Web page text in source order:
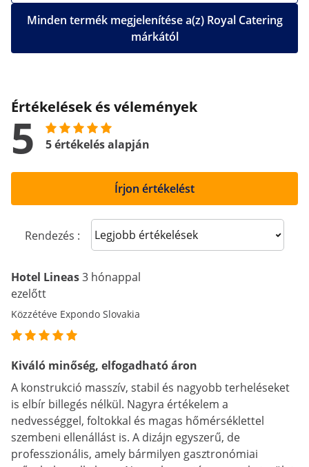
Minden termék megjelenítése a(z) Royal Catering
márkától
Értékelések és vélemények
5 5 értékelés alapján
Írjon értékelést
Rendezés : Sort reviews
Hotel Lineas3 hónappal
ezelőtt
Közzétéve Expondo Slovakia
Kiváló minőség, elfogadható áron
A konstrukció masszív, stabil és nagyobb terheléseket
is elbír billegés nélkül. Nagyra értékelem a
nedvességgel, foltokkal és magas hőmérséklettel
szembeni ellenállást is. A dizájn egyszerű, de
professzionális, amely bármilyen gasztronómiai